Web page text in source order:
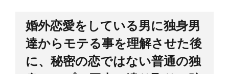
婚外恋愛をしている男に独身男
達からモテる事を理解させた後
に、秘密の恋ではない普通の独